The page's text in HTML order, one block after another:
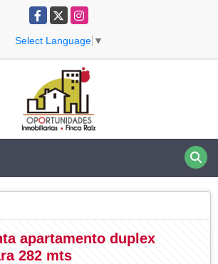
Facebook
X Instagram
Select Language ▼
apartamento duplex
282 mts